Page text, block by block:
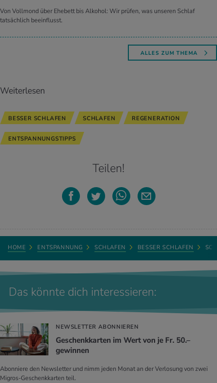
Von Vollmond über Ehebett bis Alkohol: Wir prüfen, was unseren Schlaf
tatsächlich beeinflusst.
ALLES ZUM THEMA
Weiterlesen
BESSER SCHLAFEN SCHLAFEN REGENERATION
ENTSPANNUNGSTIPPS
Teilen!
HOME ENTSPANNUNG SCHLAFEN BESSER SCHLAFEN
Das könnte dich interessieren:
NEWSLETTER ABONNIEREN
Geschenkkarten im Wert von je Fr. 50.–
gewinnen
Abonniere den Newsletter und nimm jeden Monat an der Verlosung von zwei
Migros-Geschenkkarten teil.